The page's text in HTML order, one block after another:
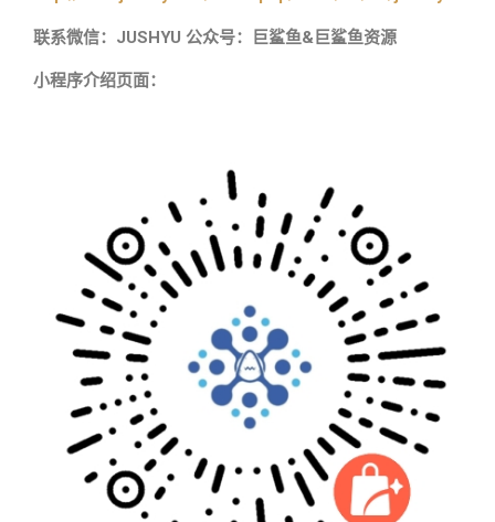
联系微信：JUSHYU 公众号：巨鲨鱼&巨鲨鱼资源
小程序介绍页面：